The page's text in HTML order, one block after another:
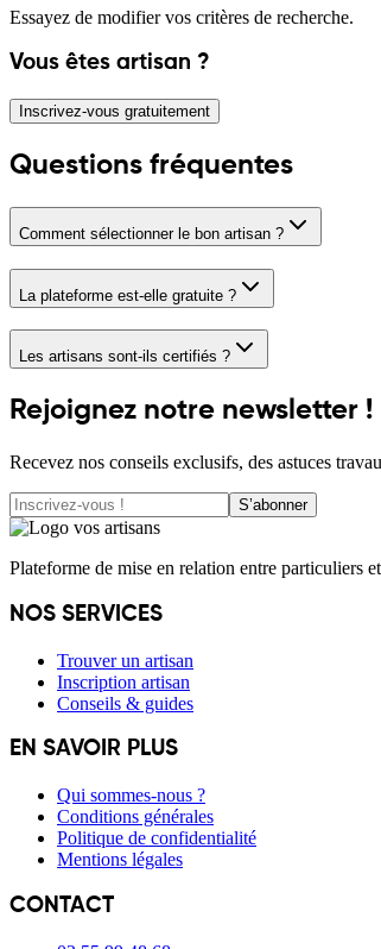
Essayez de modifier vos critères de recherche.
Vous êtes artisan ?
Inscrivez-vous gratuitement
Questions fréquentes
Comment sélectionner le bon artisan ?
La plateforme est-elle gratuite ?
Les artisans sont-ils certifiés ?
Rejoignez notre newsletter !
Recevez nos conseils exclusifs, des astuces
S’abonner
Plateforme de mise en relation entre particuliers
NOS SERVICES
Trouver un artisan
Inscription artisan
Conseils & guides
EN SAVOIR PLUS
Qui sommes-nous ?
Conditions générales
Politique de confidentialité
Mentions légales
CONTACT